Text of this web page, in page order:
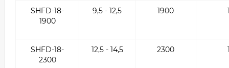
SHFD-18-
1900
9,5 - 12,5 1900
SHFD-18-
2300
12,5 - 14,5 2300